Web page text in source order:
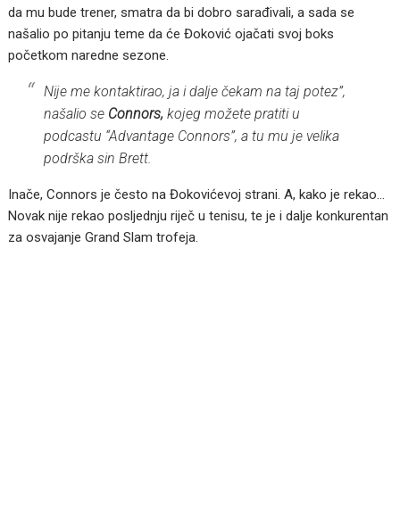
da mu bude trener, smatra da bi dobro sarađivali, a sada se
našalio po pitanju teme da će Đoković ojačati svoj boks
početkom naredne sezone.
Nije me kontaktirao, ja i dalje čekam na taj potez”,
našalio se Connors,kojeg možete pratiti u
podcastu “Advantage Connors”, a tu mu je velika
podrška sin Brett.
Inače, Connors je često na Đokovićevoj strani. A, kako je rekao…
Novak nije rekao posljednju riječ u tenisu, te je i dalje konkurentan
za osvajanje Grand Slam trofeja.